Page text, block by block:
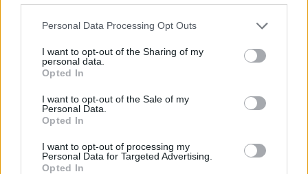
Personal Data Processing Opt Outs
I want to opt-out of the Sharing of my
personal data.
Opted In
I want to opt-out of the Sale of my
Personal Data.
Opted In
I want to opt-out of processing my
Personal Data for Targeted Advertising.
Opted In